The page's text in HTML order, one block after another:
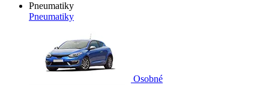
Pneumatiky
Pneumatiky
Osobné